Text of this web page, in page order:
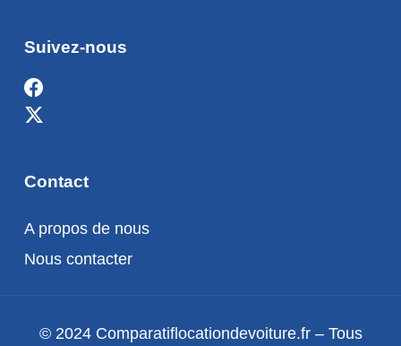
Suivez-nous
Contact
A propos de nous
Nous contacter
© 2024 Comparatiflocationdevoiture.fr – Tous